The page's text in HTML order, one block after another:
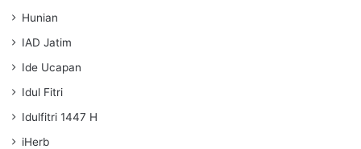
Hunian
IAD Jatim
Ide Ucapan
Idul Fitri
Idulfitri 1447 H
iHerb